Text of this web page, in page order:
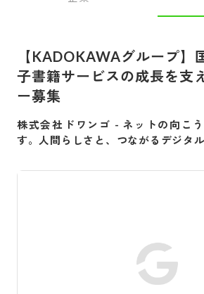
【KADOKAWAグループ】
子書籍サービスの成長を支
ー募集
株式会社ドワンゴ - ネットの向こ
す。人間らしさと、つながるデジタル